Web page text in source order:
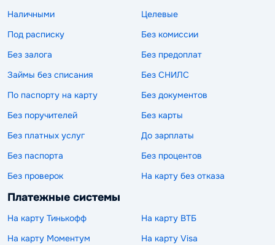
Наличными
Целевые
Под расписку
Без комиссии
Без залога
Без предоплат
Займы без списания
Без СНИЛС
По паспорту на карту
Без документов
Без поручителей
Без карты
Без платных услуг
До зарплаты
Без паспорта
Без процентов
Без проверок
На карту без отказа
Платежные системы
На карту Тинькофф
На карту ВТБ
На карту Моментум
На карту Visa